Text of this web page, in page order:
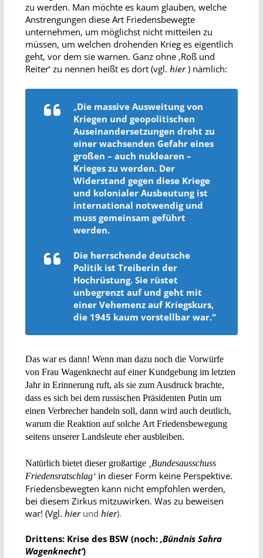
zu werden. Man möchte es kaum glauben, welche
Anstrengungen diese Art Friedensbewegte
unternehmen, um möglichst nicht mitteilen zu
müssen, um welchen drohenden Krieg es eigentlich
geht, vor dem sie warnen. Ganz ohne ‚Roß und
Reiter‘ zu nennen heißt es dort (vgl. hier) nämlich:
„Die massive Ausweitung von
Kriegen und geopolitischen
Auseinandersetzungen droht zu
einer wachsenden Gefahr eines
großen – auch nuklearen –
Krieges zu werden. Der
Widerstand gegen diese Kriege
und kolonialer Ausbeutung ist
international notwendig und
muss gemeinsam geführt
werden.
Die herrschende deutsche
Politik ist Treiberin der
Hochrüstung. Sie rüstet
unbegrenzt auf und geht mit
einer Vehemenz auf Kriegskurs,
die 1945 kaum vorstellbar war.“
Das war es dann! Wenn man dazu noch die Vorwürfe
von Frau Wagenknecht auf einer Kundgebung im letzten
Jahrin Erinnerung ruft, als sie zum Ausdruck brachte,
dass es sich bei dem russischen Präsidenten Putin um
einen Verbrecher handeln soll, dann wird auch deutlich,
warum die Reaktion auf solche Art Friedensbewegung
seitens unserer Landsleute eher ausbleiben.
Natürlich bietet dieser großartige ‚Bundesausschuss
Friedensratschlag‘in dieser Form keine Perspektive.
Friedensbewegten kann nicht empfohlen werden,
bei diesem Zirkus mitzuwirken. Was zu beweisen
war! (Vgl. hierund hier).
Drittens: Krise des BSW (noch: ‚Bündnis Sahra
Wagenknecht‘)